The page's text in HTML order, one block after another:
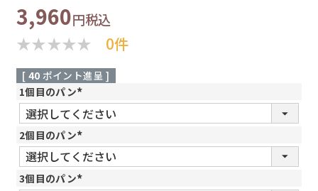
3,960 税込
0件
[ 40 ポイント進呈 ]
1個目のパン
(
必
須
)
2個目のパン
(
必
須
)
3個目のパン